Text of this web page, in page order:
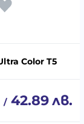
Color T5
/ 42.89лв.